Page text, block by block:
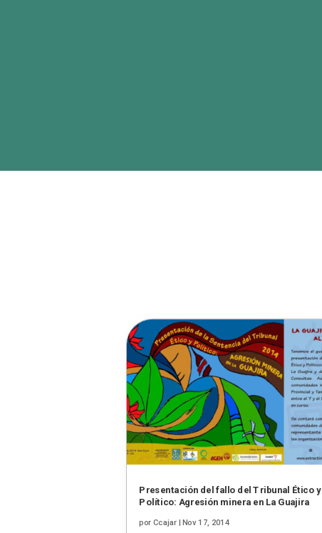
Presentación del fallo del Tribunal Ético y
Político: Agresión minera en La Guajira
porCcajar |Nov 17, 2014